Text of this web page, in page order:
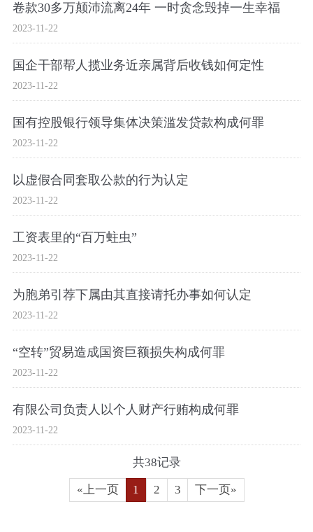
卷款30多万颠沛流离24年 一时贪念毁掉一生幸福
2023-11-22
国企干部帮人揽业务近亲属背后收钱如何定性
2023-11-22
国有控股银行领导集体决策滥发贷款构成何罪
2023-11-22
以虚假合同套取公款的行为认定
2023-11-22
工资表里的“百万蛀虫”
2023-11-22
为胞弟引荐下属由其直接请托办事如何认定
2023-11-22
“空转”贸易造成国资巨额损失构成何罪
2023-11-22
有限公司负责人以个人财产行贿构成何罪
2023-11-22
共38记录
«上一页 1 2 3 下一页»